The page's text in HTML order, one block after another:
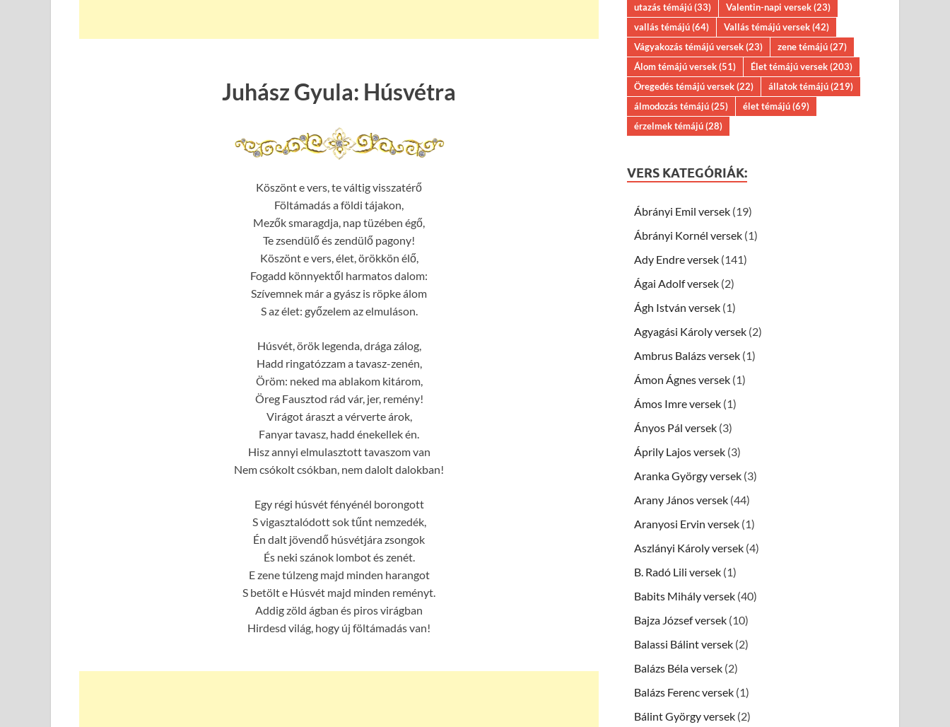
Juhász Gyula: Húsvétra
Köszönt e vers, te váltig visszatérő
Föltámadás a földi tájakon,
Mezők smaragdja, nap tüzében égő,
Te zsendülő és zendülő pagony!
Köszönt e vers, élet, örökkön élő,
Fogadd könnyektől harmatos dalom:
Szívemnek már a gyász is röpke álom
S az élet: győzelem az elmuláson.
Húsvét, örök legenda, drága zálog,
Hadd ringatózzam a tavasz-zenén,
Öröm: neked ma ablakom kitárom,
Öreg Fausztod rád vár, jer, remény!
Virágot áraszt a vérverte árok,
Fanyar tavasz, hadd énekellek én.
Hisz annyi elmulasztott tavaszom van
Nem csókolt csókban, nem dalolt dalokban!
Egy régi húsvét fényénél borongott
S vigasztalódott sok tűnt nemzedék,
Én dalt jövendő húsvétjára zsongok
És neki szánok lombot és zenét.
E zene túlzeng majd minden harangot
S betölt e Húsvét majd minden reményt.
Addig zöld ágban és piros virágban
Hirdesd világ, hogy új föltámadás van!
utazás témájú(33) Valentin-napi versek(23)
vallás témájú(64) Vallás témájú versek(42)
Vágyakozás témájú versek(23) zene témájú(27)
Álom témájú versek(51) Élet témájú versek(203)
Öregedés témájú versek(22) állatok témájú(219)
álmodozás témájú(25) élet témájú(69)
érzelmek témájú(28)
VERS KATEGÓRIÁK:
Ábrányi Emil versek (19)
Ábrányi Kornél versek (1)
Ady Endre versek (141)
Ágai Adolf versek (2)
Ágh István versek (1)
Agyagási Károly versek (2)
Ambrus Balázs versek (1)
Ámon Ágnes versek (1)
Ámos Imre versek (1)
Ányos Pál versek (3)
Áprily Lajos versek (3)
Aranka György versek (3)
Arany János versek (44)
Aranyosi Ervin versek (1)
Aszlányi Károly versek (4)
B. Radó Lili versek (1)
Babits Mihály versek (40)
Bajza József versek (10)
Balassi Bálint versek (2)
Balázs Béla versek (2)
Balázs Ferenc versek (1)
Bálint György versek (2)